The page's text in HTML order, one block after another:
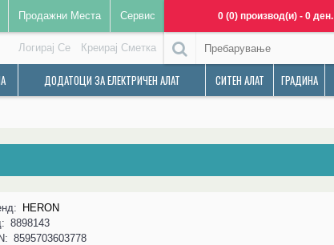
Продажни Места Сервис 0 (0) производ(и) - 0 ден.
Логирај Се Креирај Сметка
ДОДАТОЦИ ЗА ЕЛЕКТРИЧЕН АЛАТ СИТЕН АЛАТ ГРАДИНА
HERON
8898143
8595703603778